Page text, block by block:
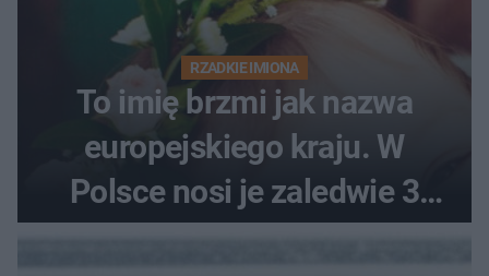
RZADKIE IMIONA
To imię brzmi jak nazwa
europejskiego kraju. W
Polsce nosi je zaledwie 3
kobiety